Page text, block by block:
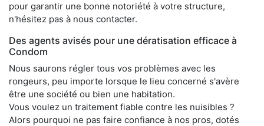
pour garantir une bonne notoriété à votre structure,
n'hésitez pas à nous contacter.
Des agents avisés pour une dératisation efficace à
Condom
Nous saurons régler tous vos problèmes avec les
rongeurs, peu importe lorsque le lieu concerné s'avère
être une société ou bien une habitation.
Vous voulez un traitement fiable contre les nuisibles ?
Alors pourquoi ne pas faire confiance à nos pros, dotés